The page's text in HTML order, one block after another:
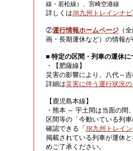
線・若松線）、宮崎空港線
詳しくはJR九州トレインナ
②運行情報ホームページ （
画・長期運休など）の情報が
■ 特定の区間・列車の運休に
・【肥薩線】
災害の影響により、八代～吉
詳細は災害に伴う運行状況
【鹿児島本線】
・熊本 ～ 宇土間は当面の間
区間等の「今動いている列
確認できる「JR九州トレイ
掲載されている列車が運休
めご了承ください。